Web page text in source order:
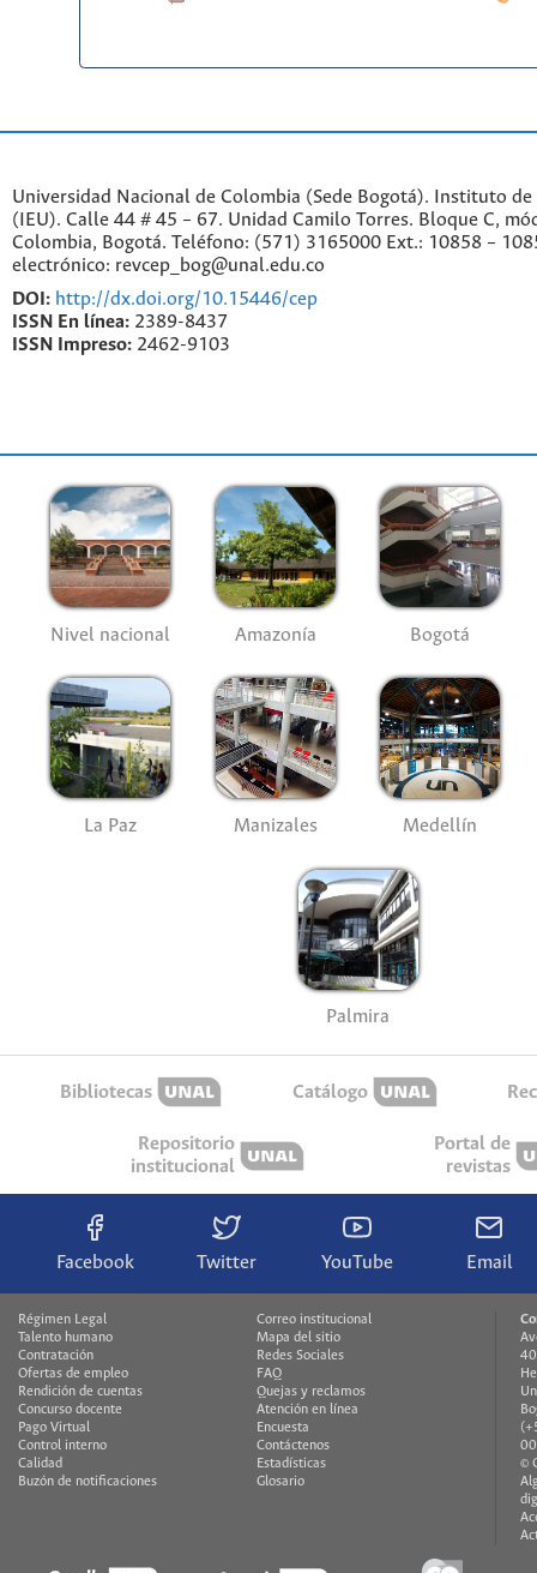
Universidad Nacional de Colombia (Sede Bogotá). Instituto
(IEU). Calle 44 # 45 – 67. Unidad Camilo Torres. Bloque C,
Colombia, Bogotá. Teléfono: (571) 3165000 Ext.: 10858 –
electrónico: revcep_bog@unal.edu.co
DOI: http://dx.doi.org/10.15446/cep
ISSN En línea: 2389-8437
ISSN Impreso: 2462-9103
Nivel nacional Amazonía Bogotá
La Paz Manizales Medellín
Palmira
Bibliotecas Catálogo
Repositorio
institucional
Portal de
revistas
Facebook Twitter YouTube Email
Régimen Legal
Talento humano
Contratación
Ofertas de empleo
Rendición de cuentas
Concurso docente
Pago Virtual
Control interno
Calidad
Buzón de notificaciones
Correo institucional
Mapa del sitio
Redes Sociales
FAQ
Quejas y reclamos
Atención en línea
Encuesta
Contáctenos
Estadísticas
Glosario
©